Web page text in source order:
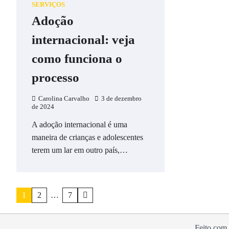
SERVIÇOS
Adoção
internacional: veja
como funciona o
processo
Carolina Carvalho
3 de dezembro
de 2024
A adoção internacional é uma
maneira de crianças e adolescentes
terem um lar em outro país,…
Paginação
de
1 2 … 7